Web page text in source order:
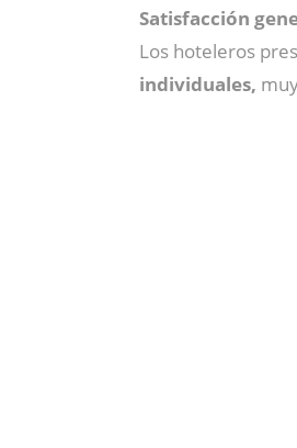
Satisfacción
Los hoteleros
individuales,